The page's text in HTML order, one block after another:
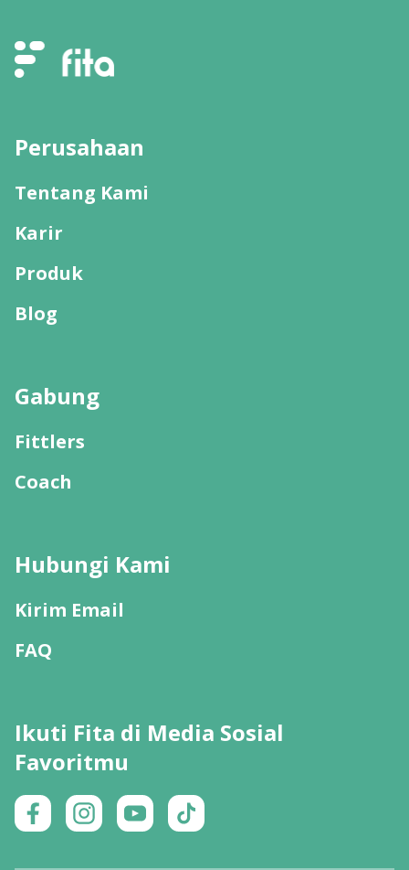
Perusahaan
Tentang Kami
Karir
Produk
Blog
Gabung
Fittlers
Coach
Hubungi Kami
Kirim Email
FAQ
Ikuti Fita di Media Sosial
Favoritmu